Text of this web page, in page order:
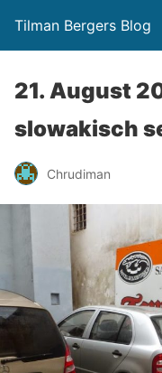
Tilman Bergers Blog
21. August
slowakisch
Chrudiman